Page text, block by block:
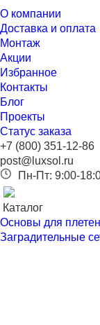
О компании
Доставка и оплата
Монтаж
Акции
Избранное
Контакты
Блог
Проекты
Статус заказа
+7 (800) 351-12-86
post@luxsol.ru
Пн-Пт: 9:00-
Каталог
Основы для
Заградительные